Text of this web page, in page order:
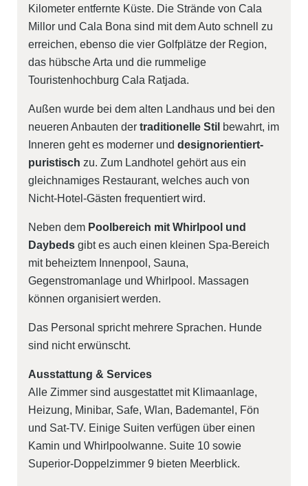
Kilometer entfernte Küste. Die Strände von Cala
Millor und Cala Bona sind mit dem Auto schnell zu
erreichen, ebenso die vier Golfplätze der Region,
das hübsche Arta und die rummelige
Touristenhochburg Cala Ratjada.
Außen wurde bei dem alten Landhaus und bei den
neueren Anbauten der traditionelle Stil bewahrt, im
Inneren geht es moderner und designorientiert-
puristisch zu. Zum Landhotel gehört aus ein
gleichnamiges Restaurant, welches auch von
Nicht-Hotel-Gästen frequentiert wird.
Neben dem Poolbereich mit Whirlpool und
Daybeds gibt es auch einen kleinen Spa-Bereich
mit beheiztem Innenpool, Sauna,
Gegenstromanlage und Whirlpool. Massagen
können organisiert werden.
Das Personal spricht mehrere Sprachen. Hunde
sind nicht erwünscht.
Ausstattung & Services
Alle Zimmer sind ausgestattet mit Klimaanlage,
Heizung, Minibar, Safe, Wlan, Bademantel, Fön
und Sat-TV. Einige Suiten verfügen über einen
Kamin und Whirlpoolwanne. Suite 10 sowie
Superior-Doppelzimmer 9 bieten Meerblick.